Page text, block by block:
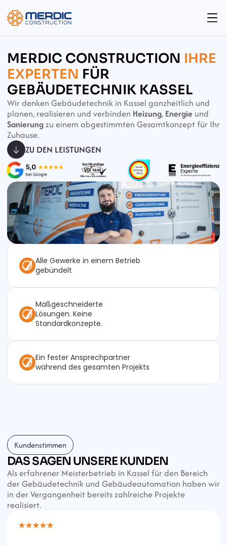
MERDIC CONSTRUCTION IHRE
EXPERTEN FÜR
GEBÄUDETECHNIK KASSEL
Wir denken Gebäudetechnik in Kassel ganzheitlich und
planen, realisieren und verbinden Heizung, Energie
Sanierung zu einem abgestimmten Gesamtkonzept für Ihr
Zuhause.
ZU DEN LEISTUNGEN
Alle Gewerke in einem Betrieb
gebündelt
Maßgeschneiderte
Lösungen. Keine
Standardkonzepte.
Ein fester Ansprechpartner
während des gesamten Projekts
Kundenstimmen
DAS SAGEN UNSERE KUNDEN
Als erfahrener Meisterbetrieb in Kassel für den Bereich
der Gebäudetechnik und Gebäudeautomation haben wir
in der Vergangenheit bereits zahlreiche Projekte
realisiert.